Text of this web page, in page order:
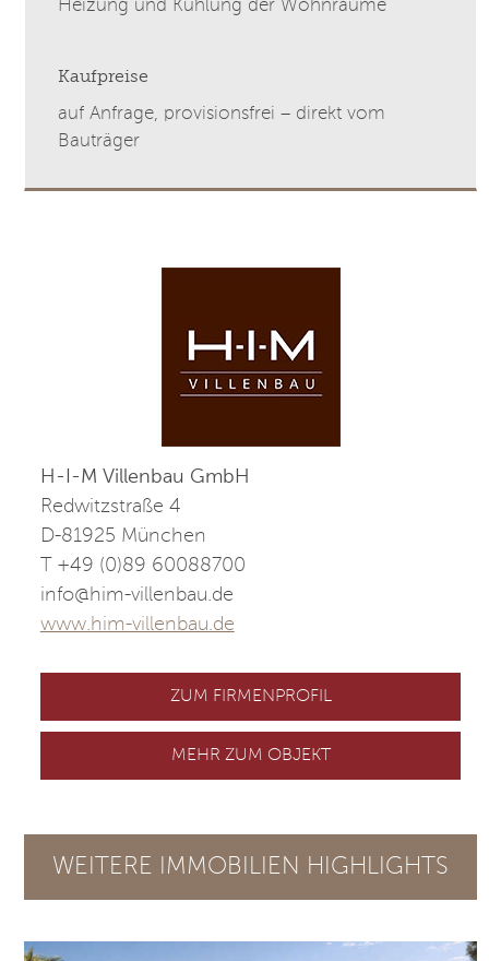
H-I-M Villenbau GmbH
Redwitzstraße 4
D-81925 München
T +49 (0)89 60088700
info@him-villenbau.de
www.him-villenbau.de
ZUM FIRMENPROFIL
MEHR ZUM OBJEKT
Heizung und Kühlung der Wohnräume
Kaufpreise
auf Anfrage, provisionsfrei – direkt vom
Bauträger
WEITERE IMMOBILIEN HIGHLIGHTS